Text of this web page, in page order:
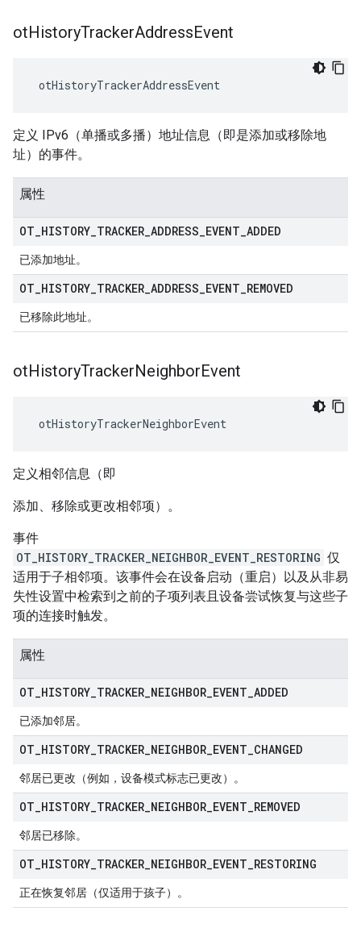
otHistoryTrackerAddressEvent
otHistoryTrackerAddressEvent
定义 IPv6（单播或多播）地址信息（即是添加或移除地
址）的事件。
属性
OT HISTORY TRACKER ADDRESS EVENT ADDED
已添加地址。
OT HISTORY TRACKER ADDRESS EVENT REMOVED
已移除此地址。
otHistoryTrackerNeighborEvent
otHistoryTrackerNeighborEvent
定义相邻信息（即
添加、移除或更改相邻项）。
事件
OT_HISTORY_TRACKER_NEIGHBOR_EVENT_RESTORING 仅
适用于子相邻项。该事件会在设备启动（重启）以及从非易
失性设置中检索到之前的子项列表且设备尝试恢复与这些子
项的连接时触发。
属性
OT HISTORY TRACKER NEIGHBOR EVENT ADDED
已添加邻居。
OT HISTORY TRACKER NEIGHBOR EVENT CHANGED
邻居已更改（例如，设备模式标志已更改）。
OT HISTORY TRACKER NEIGHBOR EVENT REMOVED
邻居已移除。
OT HISTORY TRACKER NEIGHBOR EVENT RESTORING
正在恢复邻居（仅适用于孩子）。